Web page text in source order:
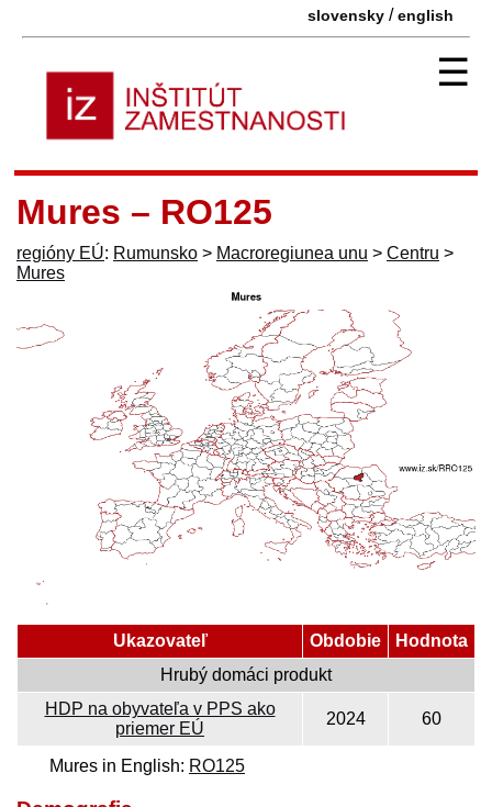
slovensky /english
☰
Mures – RO125
regióny EÚ: Rumunsko > Macroregiunea unu > Centru >
Mures
Ukazovateľ Obdobie
Hodnota
Hrubý domáci produkt
HDP na obyvateľa v PPS ako
priemer EÚ
2024 60
Mures in English: RO125